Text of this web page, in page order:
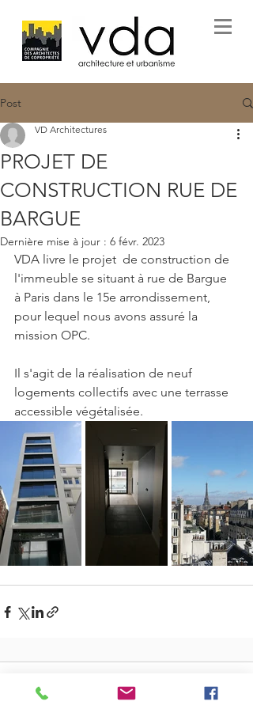
Post
PROJET DE
CONSTRUCTION RUE DE
BARGUE
VD Architectures
Dernière mise à jour : 6 févr. 2023
VDA livre le projet  de construction de
l'immeuble se situant à rue de Bargue
à Paris dans le 15e arrondissement,
pour lequel nous avons assuré la
mission OPC.
Il s'agit de la réalisation de neuf
logements collectifs avec une terrasse
accessible végétalisée.
Commentaires